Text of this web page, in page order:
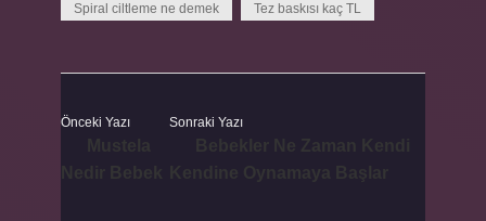
Spiral ciltleme ne demek Tez baskısı kaç TL
Önceki Yazı Sonraki Yazı